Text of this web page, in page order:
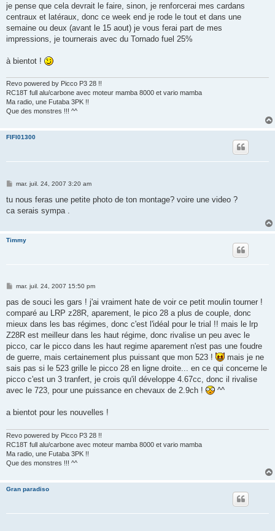
je pense que cela devrait le faire, sinon, je renforcerai mes cardans
centraux et latéraux, donc ce week end je rode le tout et dans une
semaine ou deux (avant le 15 aout) je vous ferai part de mes
impressions, je tournerais avec du Tornado fuel 25%
à bientot !
Revo powered by Picco P3 28 !!
RC18T full alu/carbone avec moteur mamba 8000 et vario mamba
Ma radio, une Futaba 3PK !!
Que des monstres !!! ^^
FIFI01300
M
s
a
mar. juil. 24, 2007 3:20 am
tu nous feras une petite photo de ton montage? voire une video ?
ca serais sympa .
Timmy
M
s
a
g
mar. juil. 24, 2007 15:50 pm
pas de souci les gars ! j'ai vraiment hate de voir ce petit moulin tourner !
comparé au LRP z28R, aparement, le pico 28 a plus de couple, donc
mieux dans les bas régimes, donc c'est l'idéal pour le trial !! mais le lrp
Z28R est meilleur dans les haut régime, donc rivalise un peu avec le
picco, car le picco dans les haut regime aparement n'est pas une foudre
de guerre, mais certainement plus puissant que mon 523 !
mais je ne
sais pas si le 523 grille le picco 28 en ligne droite... en ce qui concerne le
picco c'est un 3 tranfert, je crois qu'il développe 4.67cc, donc il rivalise
avec le 723, pour une puissance en chevaux de 2.9ch !
^^
a bientot pour les nouvelles !
Revo powered by Picco P3 28 !!
RC18T full alu/carbone avec moteur mamba 8000 et vario mamba
Ma radio, une Futaba 3PK !!
Que des monstres !!! ^^
Gran paradiso